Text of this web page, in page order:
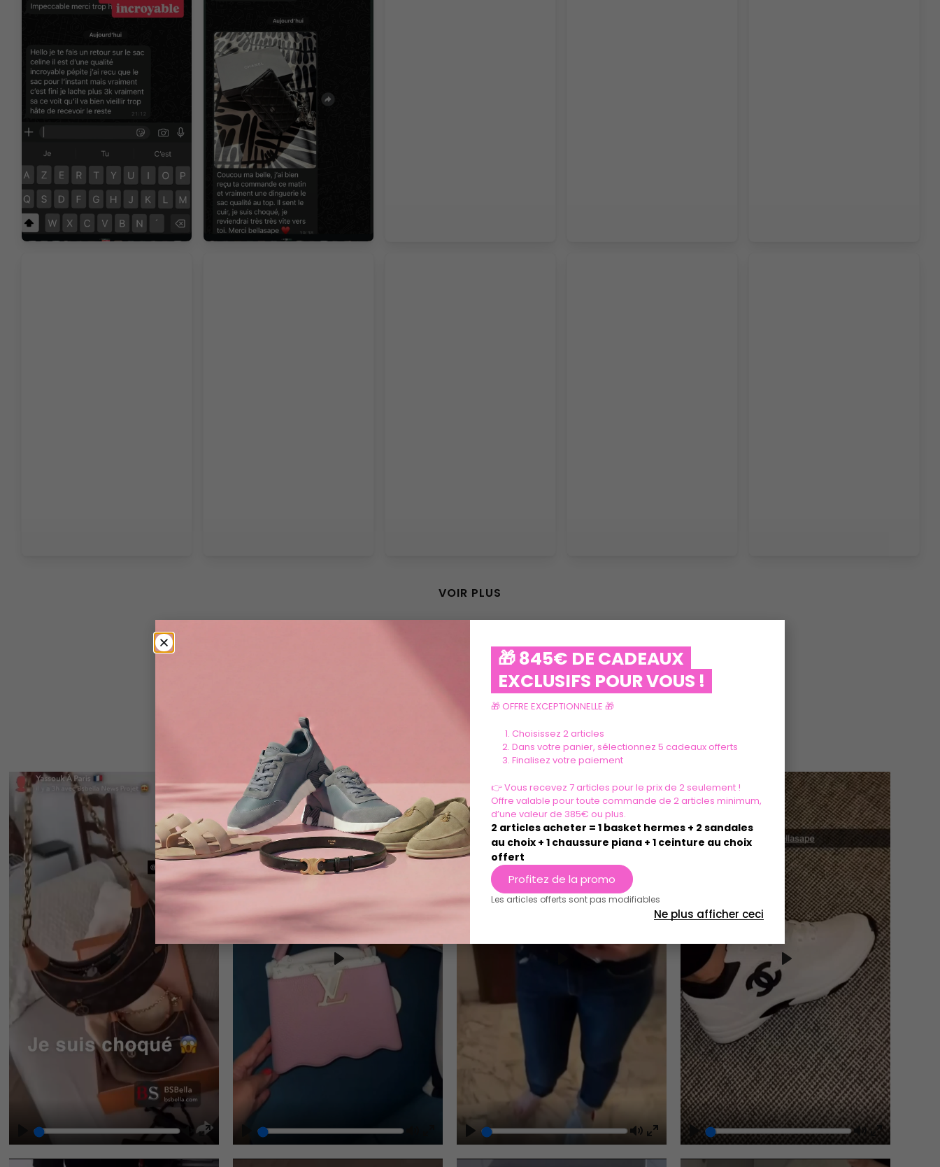
VOIR PLUS
Ils parlent de nous
Play Unmute
Enter
Play Play
Play MuteEnter
Play MuteEnter
🎁 845€ DE CADEAUX
EXCLUSIFS POUR VOUS !
🎁 OFFRE EXCEPTIONNELLE 🎁
Choisissez 2 articles
Dans votre panier, sélectionnez 5 cadeaux offerts
Finalisez votre paiement
👉 Vous recevez 7 articles pour le prix de 2 seulement !
Offre valable pour toute commande de 2 articles minimum,
d’une valeur de 385€ ou plus.
2 articles acheter = 1 basket hermes + 2 sandales
au choix + 1 chaussure piana + 1 ceinture au choix
offert
Profitez de la promo
Les articles offerts sont pas modifiables
Ne plus afficher ceci